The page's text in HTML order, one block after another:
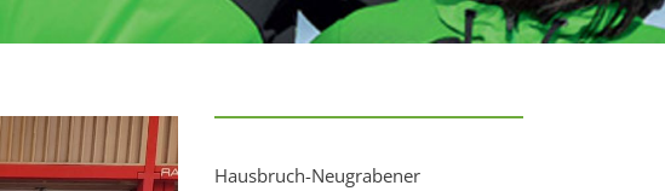
Hausbruch-Neugrabener